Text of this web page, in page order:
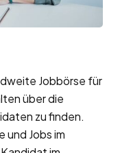
Jobbörse für
über die
zu finden.
Jobs im